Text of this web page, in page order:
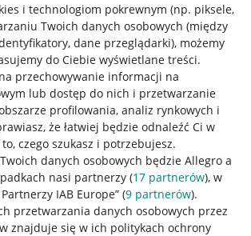
i technologiom pokrewnym (np. piksele,
Twoich danych osobowych (między
dane przeglądarki), możemy
do Ciebie wyświetlane treści.
przechowywanie informacji na
lub dostęp do nich i przetwarzanie
profilowania, analiz rynkowych i
że łatwiej będzie odnaleźć Ci w
czego szukasz i potrzebujesz.
danych osobowych będzie Allegro a
nasi partnerzy (17 partnerów), w
IAB Europe” (9 partnerów).
przetwarzania danych osobowych przez
znajduje się w ich politykach ochrony